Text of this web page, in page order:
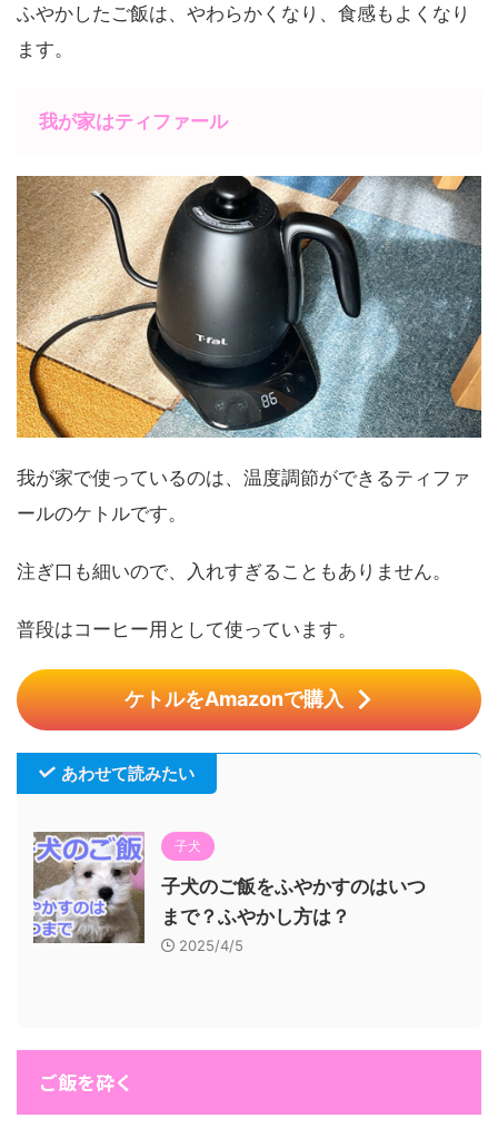
ふやかしたご飯は、やわらかくなり、食感もよくなり
ます。
我が家はティファール
我が家で使っているのは、温度調節ができるティファ
ールのケトルです。
注ぎ口も細いので、入れすぎることもありません。
普段はコーヒー用として使っています。
ケトルをAmazonで購入
あわせて読みたい
子犬
子犬のご飯をふやかすのはいつ
まで？ふやかし方は？
2025/4/5
ご飯を砕く